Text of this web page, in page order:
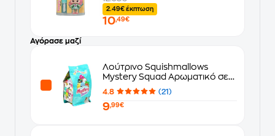
2.49€ έκπτωση
10,49€
Αγόρασε μαζί
Λούτρινο Squishmallows
Mystery Squad Αρωματικό σε
Σακουλάκι Έκπληξη σε 6 Σχέδια
(13cm) - Τυχαία Επιλογή
Σχεδίου
4.8 (21)
9,99€